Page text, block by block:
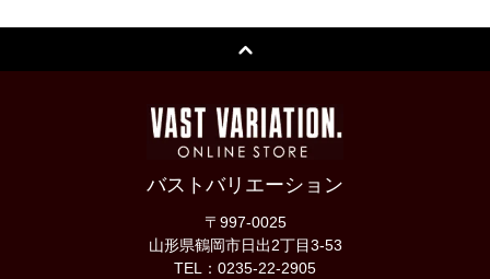
バストバリエーション
〒997-0025
山形県鶴岡市日出2丁目3-53
TEL：0235-22-2905